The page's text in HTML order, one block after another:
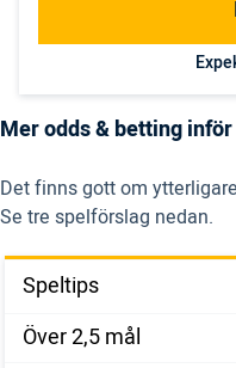
Mer odds & betting
Det finns gott om
Se tre spelförslag nedan.
Speltips
Över 2,5 mål